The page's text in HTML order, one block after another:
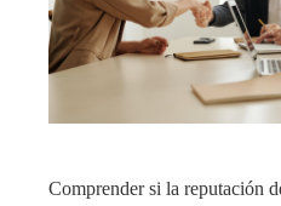
Comprender si la reputación